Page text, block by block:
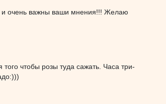
и очень важны ваши мнения!!! Желаю
чтобы розы туда сажать. Часа три-